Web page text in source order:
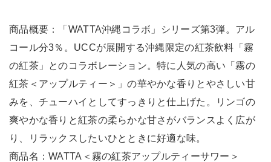
商品概要：「WATTA沖縄コラボ」シリーズ第3弾。アル
コール分3％。UCCが展開する沖縄限定の紅茶飲料「霧
の紅茶」とのコラボレーション。特に人気の高い「霧の
紅茶＜アップルティー＞」の華やかな香りとやさしい甘
みを、チューハイとしてすっきりと仕上げた。リンゴの
爽やかな香りと紅茶の柔らかな甘さがバランスよく広が
り、リラックスしたいひとときに好適な味。
商品名：WATTA＜霧の紅茶アップルティーサワー＞